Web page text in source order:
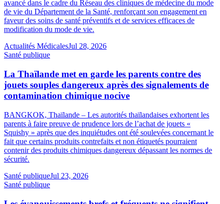
avancé dans le cadre du Réseau des cliniques de médecine du mode
de vie du Département de la Santé, renforçant son engagement en
faveur des soins de santé préventifs et de services efficaces de
modification du mode de vie.
Actualités MédicalesJul 28, 2026
Santé publique
La Thaïlande met en garde les parents contre des
jouets souples dangereux après des signalements de
contamination chimique nocive
BANGKOK, Thaïlande – Les autorités thaïlandaises exhortent les
parents à faire preuve de prudence lors de l’achat de jouets «
Squishy » après que des inquiétudes ont été soulevées concernant le
fait que certains produits contrefaits et non étiquetés pourraient
contenir des produits chimiques dangereux dépassant les normes de
sécurité.
Santé publiqueJul 23, 2026
Santé publique